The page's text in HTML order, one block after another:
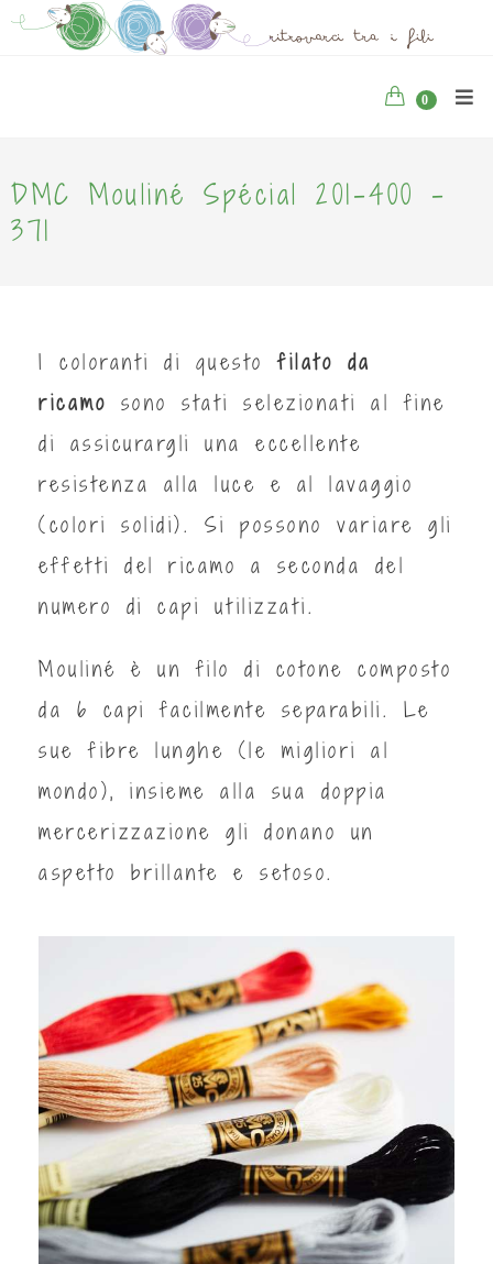
0
DMC Mouliné Spécial 201-400 -
371
I coloranti di questo filato da
ricamo sono stati selezionati al fine
di assicurargli una eccellente
resistenza alla luce e al lavaggio
(colori solidi). Si possono variare gli
effetti del ricamo a seconda del
numero di capi utilizzati.
Mouliné è un filo di cotone composto
da 6 capi facilmente separabili. Le
sue fibre lunghe (le migliori al
mondo), insieme alla sua doppia
mercerizzazione gli donano un
aspetto brillante e setoso.